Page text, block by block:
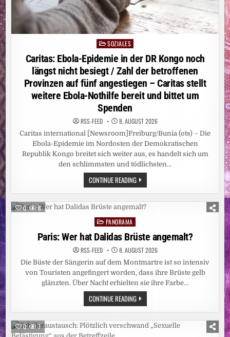
Posted
in
SOZIALES
Caritas: Ebola-Epidemie in der DR Kongo noch
längst nicht besiegt / Zahl der betroffenen
Provinzen auf fünf angestiegen – Caritas stellt
weitere Ebola-Nothilfe bereit und bittet um
Spenden
RSS-FEED 8. AUGUST 2026
Caritas international [Newsroom]Freiburg/Bunia (ots) – Die
Ebola-Epidemie im Nordosten der Demokratischen
Republik Kongo breitet sich weiter aus, es handelt sich um
den schlimmsten und tödlichsten…
CONTINUE READINGCARITAS:
EBOLA-
EPIDEMIE
DER
DR
LÄNGST
NICHT
BESIEGT
/
ZAHL
DER
BETROFFENEN
PROVINZEN
AUF
FÜNF
ANGESTIEGEN
–
CARITAS
STELLT
WEITERE
0 8
Posted
in
PANORAMA
Paris: Wer hat Dalidas Brüste angemalt?
RSS-FEED 8. AUGUST 2026
Die Büste der Sängerin auf dem Montmartre ist so intensiv
von Touristen angefingert worden, dass ihre Brüste gelb
glänzten. Über Nacht erhielten sie ihre Farbe…
CONTINUE READINGPARIS:
WER
HAT
BRÜSTE
ANGEMALT?
0 7